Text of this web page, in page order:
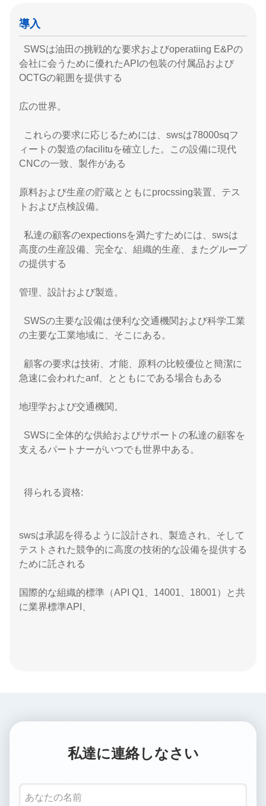
導入
SWSは油田の挑戦的な要求およびoperatiing E&Pの
会社に会うために優れたAPIの包装の付属品および
OCTGの範囲を提供する
広の世界。
これらの要求に応じるためには、swsは78000sqフ
ィートの製造のfacilituを確立した。この設備に現代
CNCの一致、製作がある
原料および生産の貯蔵とともにprocssing装置、テス
トおよび点検設備。
私達の顧客のexpectionsを満たすためには、swsは
高度の生産設備、完全な、組織的生産、またグループ
の提供する
管理、設計および製造。
SWSの主要な設備は便利な交通機関および科学工業
の主要な工業地域に、そこにある。
顧客の要求は技術、才能、原料の比較優位と簡潔に
急速に会われたanf、とともにである場合もある
地理学および交通機関。
SWSに全体的な供給およびサポートの私達の顧客を
支えるパートナーがいつでも世界中ある。
得られる資格:
swsは承認を得るように設計され、製造され、そして
テストされた競争的に高度の技術的な設備を提供する
ために託される
国際的な組織的標準（API Q1、14001、18001）と共
に業界標準API、
私達に連絡しなさい